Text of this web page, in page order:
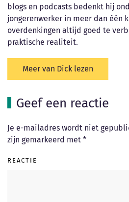
blogs en podcasts bedenkt hij
jongerenwerker in meer dan één
overdenkingen altijd goed te
praktische realiteit.
Meer van Dick lezen
Geef een reactie
Je e-mailadres wordt niet
zijn gemarkeerd met *
REACTIE